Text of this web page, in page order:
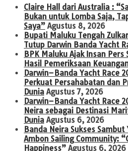
Claire Hall dari Australia :
Bukan untuk Lomba Saja,
Saya” Agustus 8, 2026
Bupati Maluku Tengah
Tutup Darwin Banda Yacht
BPK Maluku Ajak Insan Pers
Hasil Pemeriksaan
Darwin–Banda Yacht Race
Perkuat Persahabatan dan
Dunia Agustus 7, 2026
Darwin–Banda Yacht Race
Neira sebagai Destinasi
Dunia Agustus 6, 2026
Banda Neira Sukses
Ambon Sailing Community:
Happiness” Agustus 6, 2026